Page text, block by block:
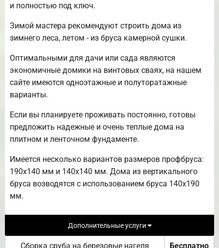
и полностью под ключ.
Зимой мастера рекомендуют строить дома из
зимнего леса, летом - из бруса камерной сушки.
Оптимальными для дачи или сада являются
экономичные домики на винтовых сваях, на нашем
сайте имеются одноэтажные и полуторатажные
варианты.
Если вы планируете проживать постоянно, готовы
предложить надежные и очень теплые дома на
плитном и ленточном фундаменте.
Имеется несколько вариантов размеров профбруса:
190х140 мм и 140х140 мм. Дома из вертикального
бруса возводятся с использованием бруса 140х190
мм.
Дополнительные услуги
Сборка сруба на березовые нагеля Бесплатно